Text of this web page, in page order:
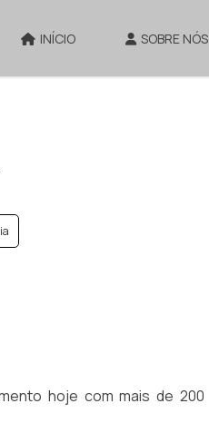
INÍCIO SOBRE NÓS
hoje com mais de 200